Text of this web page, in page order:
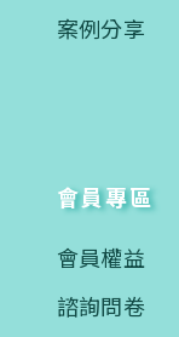
案例分享
會員專區
會員權益
諮詢問卷